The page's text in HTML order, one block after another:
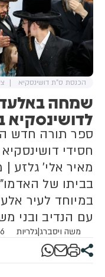
שמחה
לדושינסקיא
ספר תורה חדש
חסידי
מאיר אלי' גלזע
בביתו של
במיוחד לעיר
עם הנדיב ובני
משה ויסברג|גלריות
הכנסת ס"ת דושינסקיא